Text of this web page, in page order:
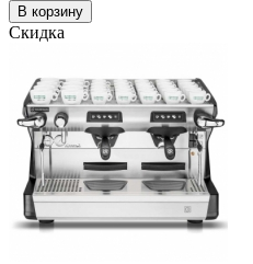
В корзину
Скидка